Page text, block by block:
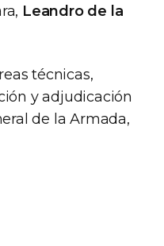
Leandro de la
técnicas,
y adjudicación
de la Armada,